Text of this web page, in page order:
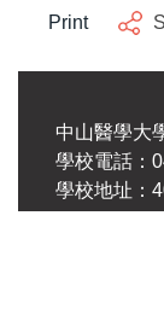
Print
中山醫學大
學校電話：
學校地址：